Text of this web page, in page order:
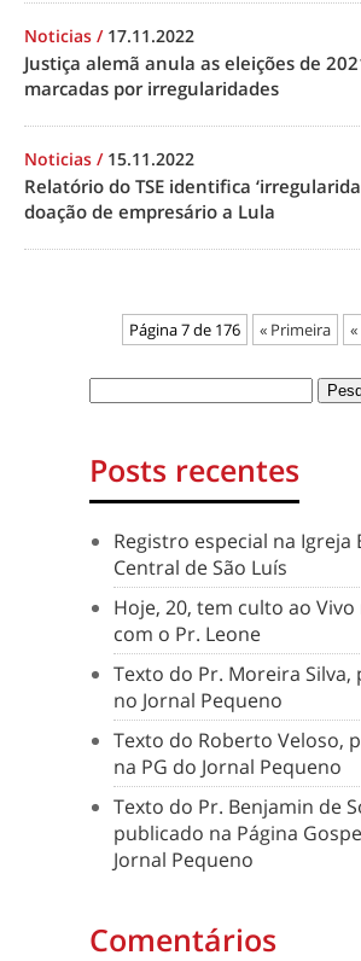
Noticias / 17.11.2022
Justiça alemã anula as eleições de
marcadas por irregularidades
Noticias / 15.11.2022
Relatório do TSE identifica
doação de empresário a Lula
Página 7 de 176 « Primeira «
Posts recentes
Registro especial na Igreja
Central de São Luís
Hoje, 20, tem culto ao Vivo
com o Pr. Leone
Texto do Pr. Moreira Silva,
no Jornal Pequeno
Texto do Roberto Veloso,
na PG do Jornal Pequeno
Texto do Pr. Benjamin de
publicado na Página
Jornal Pequeno
Comentários